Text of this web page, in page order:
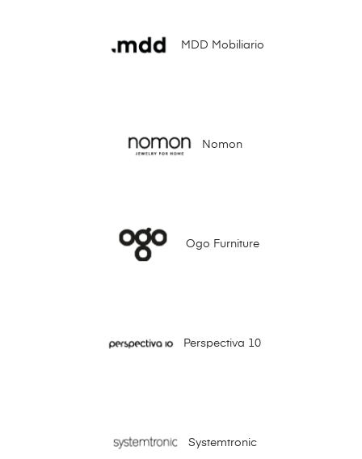
MDD Mobiliario
Nomon
Ogo Furniture
Perspectiva 10
Systemtronic